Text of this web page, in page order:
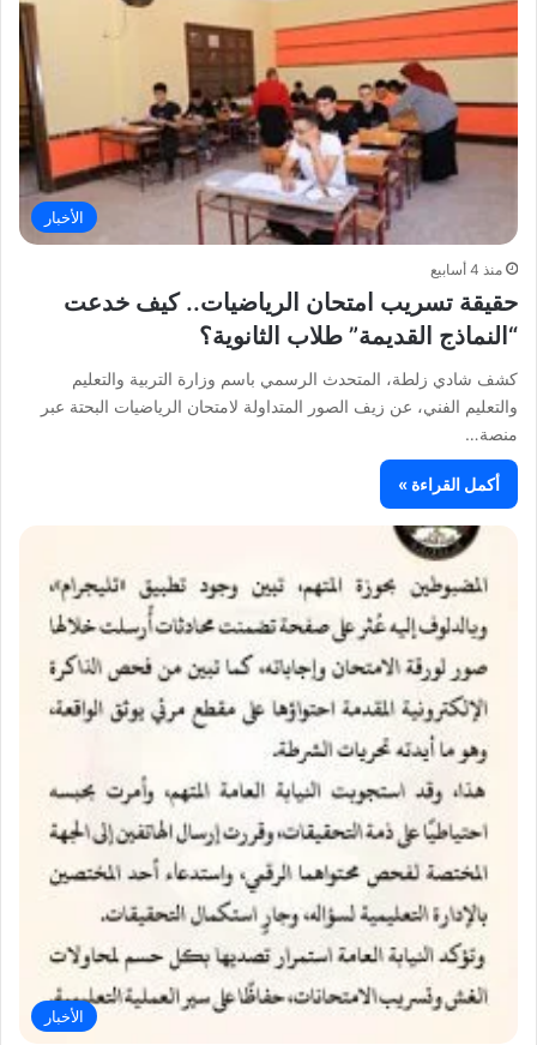
الأخبار
منذ 4 أسابيع
حقيقة تسريب امتحان الرياضيات.. كيف خدعت
“النماذج القديمة” طلاب الثانوية؟
كشف شادي زلطة، المتحدث الرسمي باسم وزارة التربية والتعليم
والتعليم الفني، عن زيف الصور المتداولة لامتحان الرياضيات البحتة عبر
منصة…
أكمل القراءة »
الأخبار